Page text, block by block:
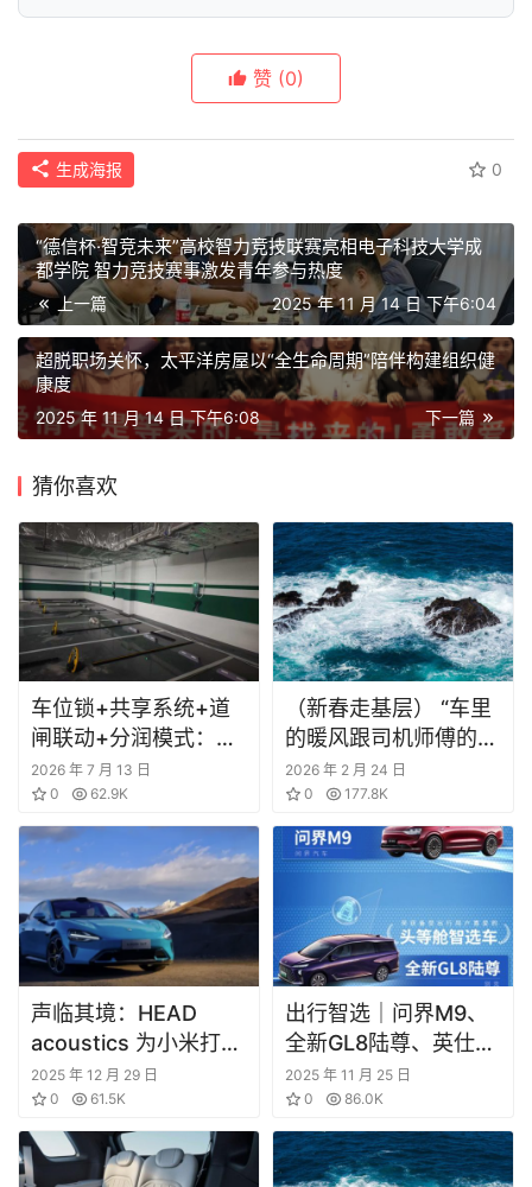
赞 (0)
生成海报 0
“德信杯·智竞未来”高校智力竞技联赛亮相电子科技大学成
都学院 智力竞技赛事激发青年参与热度
上一篇 2025 年 11 月 14 日 下午6:04
超脱职场关怀，太平洋房屋以“全生命周期”陪伴构建组织健
康度
下一篇
2025 年 11 月 14 日 下午6:08
猜你喜欢
车位锁+共享系统+道
闸联动+分润模式：顺
享车位破解城市停车难
与物业管控困局的共享
生态
2026 年 7 月 13 日
0
62.9K
（新春走基层） “车里
的暖风跟司机师傅的笑
容一样暖”
2026 年 2 月 24 日
0
177.8K
声临其境：HEAD
acoustics 为小米打造
专属声浪
2025 年 12 月 29 日
0
61.5K
出行智选｜问界M9、
全新GL8陆尊、英仕派
等车型斩获大奖
2025 年 11 月 25 日
0
86.0K